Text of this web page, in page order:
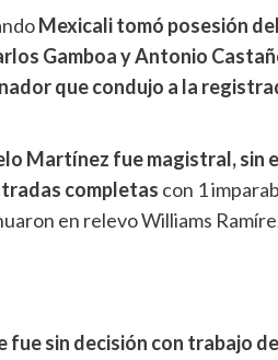
Mexicali tomó posesión
Gamboa y Antonio
que condujo a la
Martínez fue magistral, sin
completas con 1
en relevo Williams
fue sin decisión con trabajo